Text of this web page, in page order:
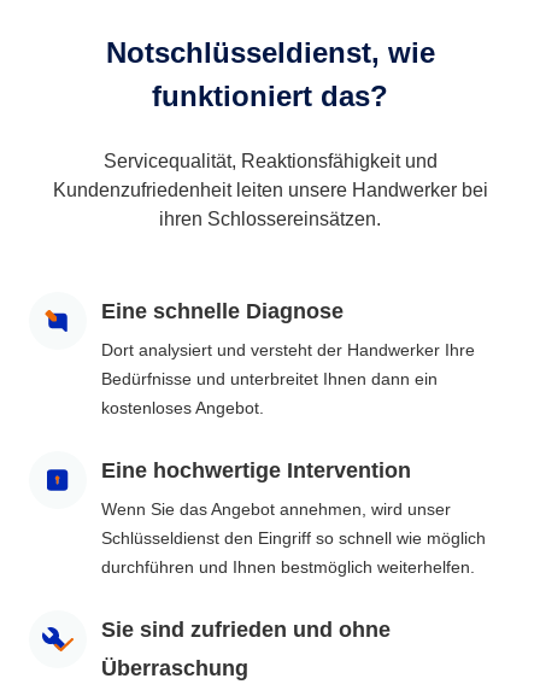
Notschlüsseldienst, wie
funktioniert das?
Servicequalität, Reaktionsfähigkeit und
Kundenzufriedenheit leiten unsere Handwerker bei
ihren Schlossereinsätzen.
Eine schnelle Diagnose
Dort analysiert und versteht der Handwerker Ihre
Bedürfnisse und unterbreitet Ihnen dann ein
kostenloses Angebot.
Eine hochwertige Intervention
Wenn Sie das Angebot annehmen, wird unser
Schlüsseldienst den Eingriff so schnell wie möglich
durchführen und Ihnen bestmöglich weiterhelfen.
Sie sind zufrieden und ohne
Überraschung